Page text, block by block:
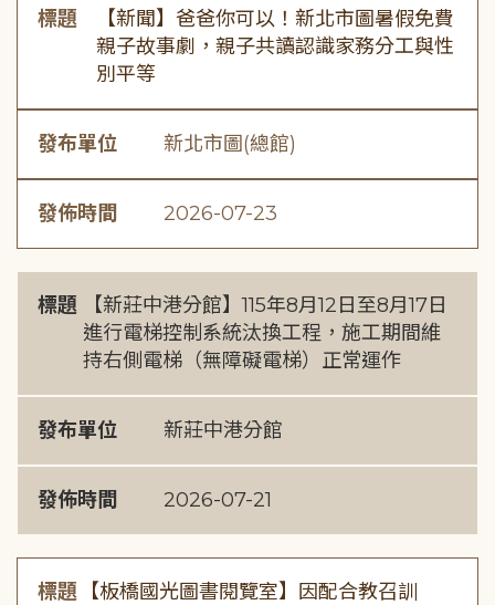
標題
【新聞】爸爸你可以！新北市圖暑假免費
親子故事劇，親子共讀認識家務分工與性
別平等
發布單位 新北市圖(總館)
發佈時間 2026-07-23
標題
【新莊中港分館】115年8月12日至8月17日
進行電梯控制系統汰換工程，施工期間維
持右側電梯（無障礙電梯）正常運作
發布單位 新莊中港分館
發佈時間 2026-07-21
標題
【板橋國光圖書閱覽室】因配合教召訓